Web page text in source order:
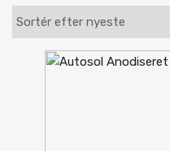
seneste